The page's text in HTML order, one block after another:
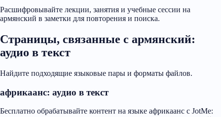
Расшифровывайте лекции, занятия и учебные сессии на
армянский в заметки для повторения и поиска.
Страницы, связанные с армянский:
аудио в текст
Найдите подходящие языковые пары и форматы файлов.
африкаанс: аудио в текст
Бесплатно обрабатывайте контент на языке африкаанс с JotMe: